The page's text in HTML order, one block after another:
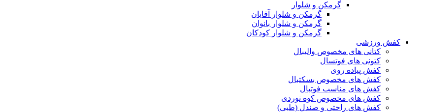
گرمکن و شلوار
گرمکن و شلوار آقایان
گرمکن و شلوار بانوان
گرمکن و شلوار کودکان
کفش ورزشی
کتانی های مخصوص والیبال
کتونی های فوتسال
کفش پیاده روی
کفش های مخصوص بسکتبال
کفش های مناسب فوتبال
کفش های مخصوص کوه نوردی
کفش های راحتی و صندل (طبی)